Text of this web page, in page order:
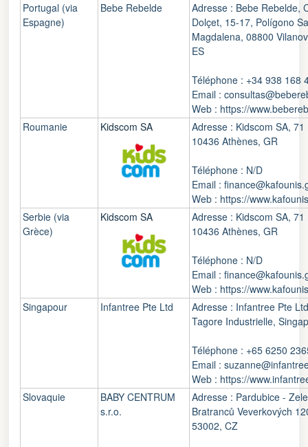
Portugal (via
Espagne)
Bebe Rebelde
Adresse : Bebe Rebelde,
Dolçet, 15-17, Polígono
Magdalena, 08800
ES
Téléphone : +34 938 168
Email :
Web : https://
Roumanie
Kidscom SA
Adresse : Kidscom SA,
10436 Athènes, GR
Téléphone : N/D
Email :
Web : https://
Serbie (via
Grèce)
Kidscom SA
Adresse : Kidscom SA,
10436 Athènes, GR
Téléphone : N/D
Email :
Web : https://
Singapour
Infantree Pte Ltd
Adresse : Infantree Pte
Tagore Industrielle,
Téléphone : +65 6250
Email :
Web : https://
Slovaquie
BABY CENTRUM
s.r.o.
Adresse : Pardubice -
Bratranců Veverkových
53002, CZ